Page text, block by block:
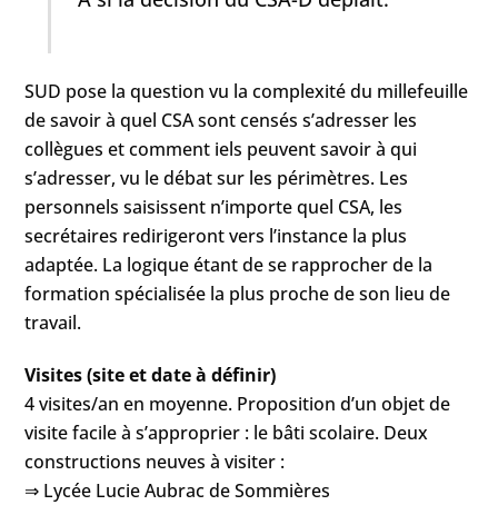
SUD pose la question vu la complexité du millefeuille
de savoir à quel CSA sont censés s’adresser les
collègues et comment iels peuvent savoir à qui
s’adresser, vu le débat sur les périmètres. Les
personnels saisissent n’importe quel CSA, les
secrétaires redirigeront vers l’instance la plus
adaptée. La logique étant de se rapprocher de la
formation spécialisée la plus proche de son lieu de
travail.
Visites (site et date à définir)
4 visites/an en moyenne. Proposition d’un objet de
visite facile à s’approprier : le bâti scolaire. Deux
constructions neuves à visiter :
⇒ Lycée Lucie Aubrac de Sommières